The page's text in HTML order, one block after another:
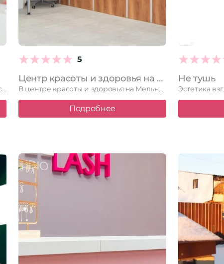
Электроэпиляция – это единственный способ избавиться от волос навсегда. За …
5
Центр красоты и здоровья на улице Мельникайте, 115
В центре красоты и здоровья на Мельникайте, 115 вы найдете …
Подробнее
Не тушь
Эстетика